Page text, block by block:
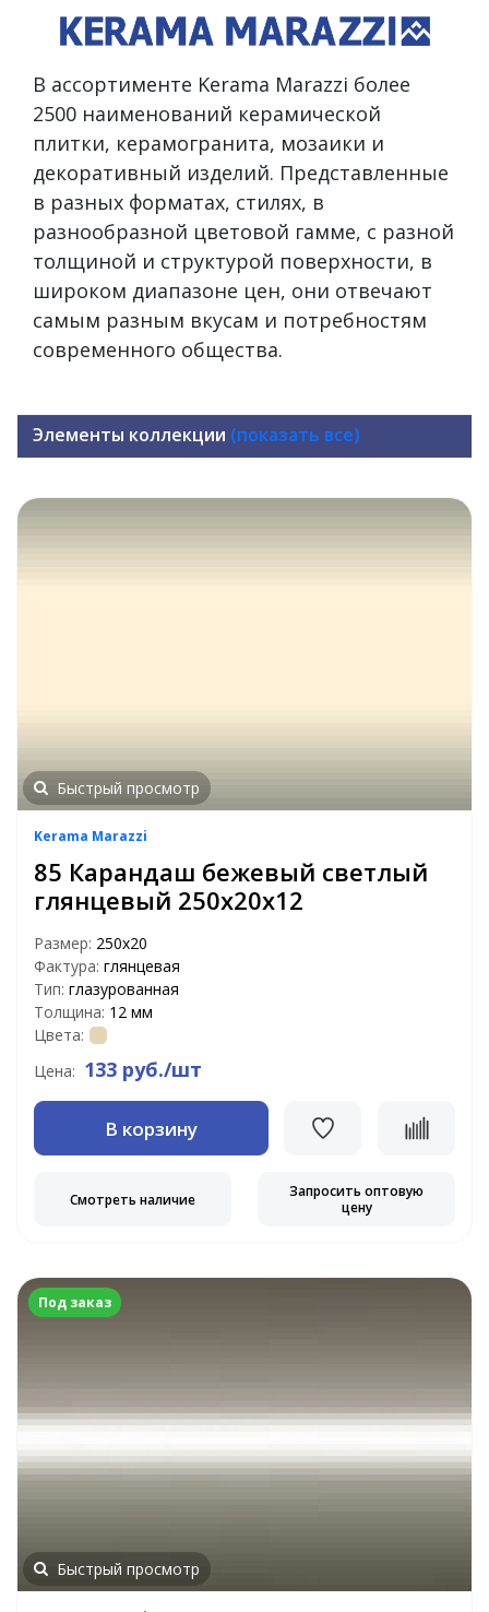
В ассортименте Kerama Marazzi более
2500 наименований керамической
плитки, керамогранита, мозаики и
декоративный изделий. Представленные
в разных форматах, стилях, в
разнообразной цветовой гамме, с разной
толщиной и структурой поверхности, в
широком диапазоне цен, они отвечают
самым разным вкусам и потребностям
современного общества.
Элементы коллекции (показать все)
Быстрый просмотр
Kerama Marazzi
85 Карандаш бежевый светлый
глянцевый 250х20х12
Размер: 250х20
Фактура: глянцевая
Тип: глазурованная
Толщина: 12 мм
Цвета:
Цена: 133 руб./шт
В корзину
Смотреть наличие
Запросить оптовую
цену
Под заказ
Быстрый просмотр